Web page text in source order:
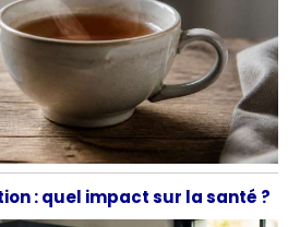
: quel impact sur la santé ?